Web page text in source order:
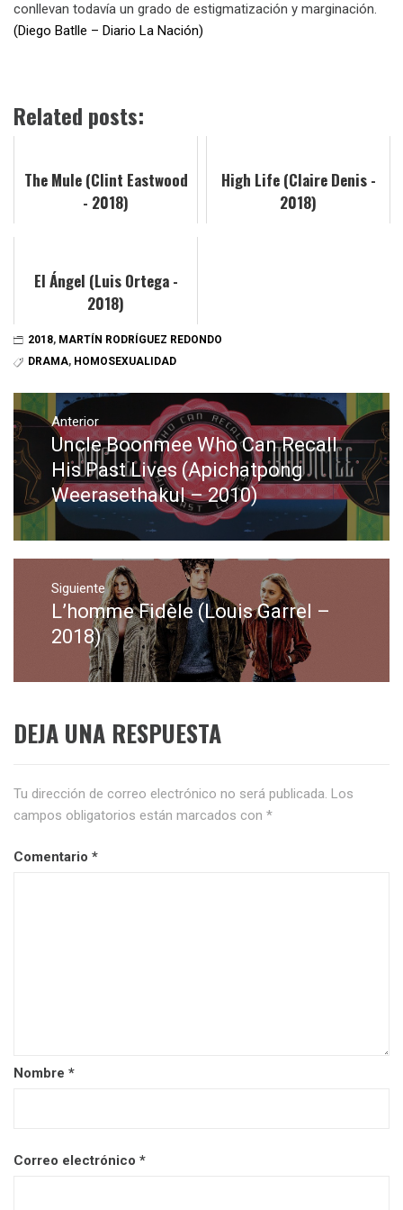
conllevan todavía un grado de estigmatización y marginación.
(Diego Batlle – Diario La Nación)
Related posts:
The Mule (Clint Eastwood
- 2018)
High Life (Claire Denis -
2018)
El Ángel (Luis Ortega -
2018)
2018, MARTÍN RODRÍGUEZ REDONDO
DRAMA, HOMOSEXUALIDAD
Navegación
de
entradas
Anterior
Entrada
anterior:
Uncle Boonmee Who Can Recall
His Past Lives (Apichatpong
Weerasethakul – 2010)
Siguiente
Entrada
siguiente:
L’homme Fidèle (Louis Garrel –
2018)
DEJA UNA RESPUESTA
Tu dirección de correo electrónico no será publicada. Los
campos obligatorios están marcados con *
Comentario *
Nombre *
Correo electrónico *